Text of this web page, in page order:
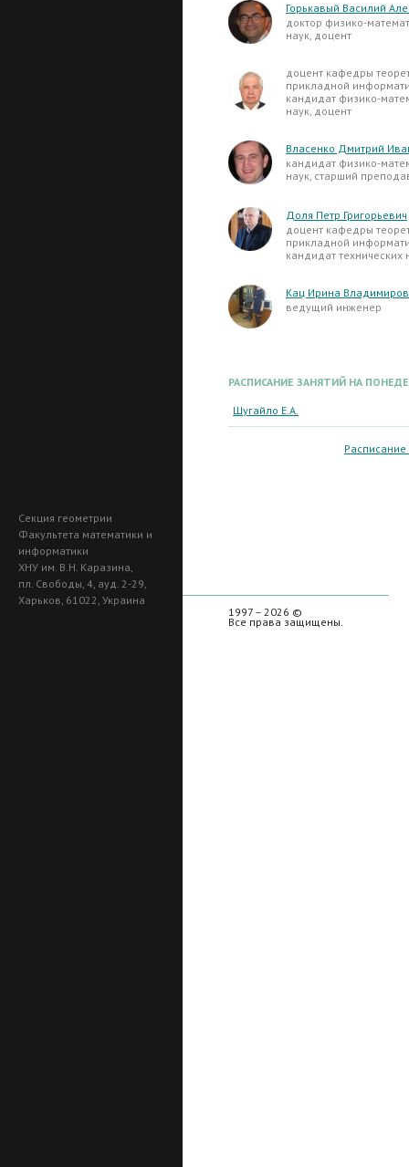
Горькавый Василий
доктор физико-
наук, доцент
доцент кафедры
прикладной
кандидат физико-
наук, доцент
Власенко Дмитрий
кандидат физико-
наук, старший
Доля Петр Григорьевич
доцент кафедры
прикладной
кандидат технических
Кац Ирина
ведущий инженер
РАСПИСАНИЕ ЗАНЯТИЙ НА
Шугайло Е.А.
Секция геометрии
Факультета математики и
информатики
ХНУ им. В.Н. Каразина,
пл. Свободы, 4, ауд. 2-29,
Харьков, 61022, Украина
1997 – 2026 ©
Все права защищены.